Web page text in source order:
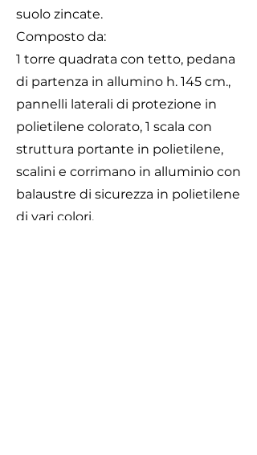
suolo zincate.
Composto da:
1 torre quadrata con tetto, pedana
di partenza in allumino h. 145 cm.,
pannelli laterali di protezione in
polietilene colorato, 1 scala con
struttura portante in polietilene,
scalini e corrimano in alluminio con
balaustre di sicurezza in polietilene
di vari colori,